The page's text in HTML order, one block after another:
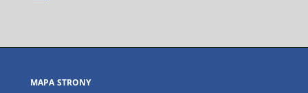
się
karcie
MAPA STRONY